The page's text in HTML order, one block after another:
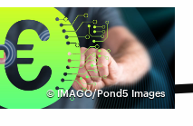
©IMAGO/Pond5 Images